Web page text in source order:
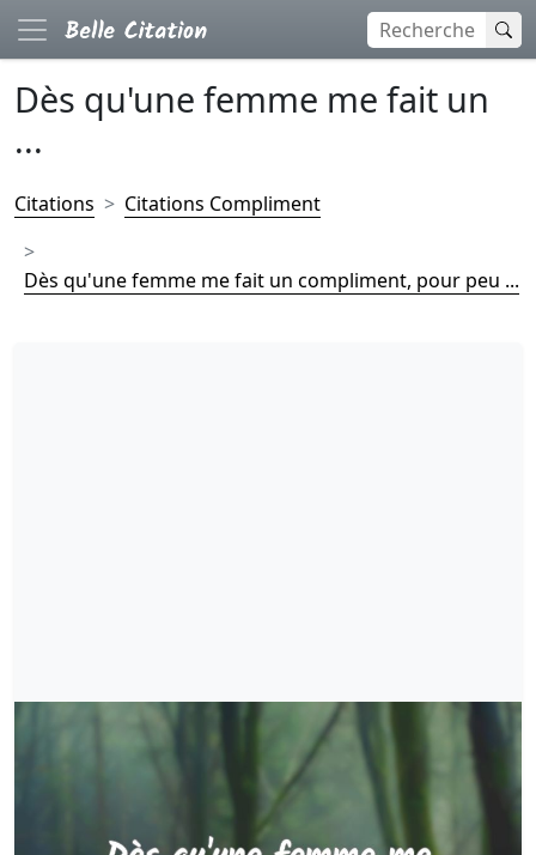
Dès qu'une femme me fait un
...
Citations Citations Compliment
Dès qu'une femme me fait un compliment, pour peu ...